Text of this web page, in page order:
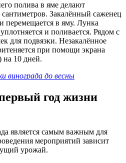
полива в яме делают
Закалённый саженец
перемещается в яму. Лунка
и поливается. Рядом с
для подвязки. Незакалённое
при помощи экрана
на 10 дней.
винограда до весны
год жизни
является самым важным для
мероприятий зависит
урожай.